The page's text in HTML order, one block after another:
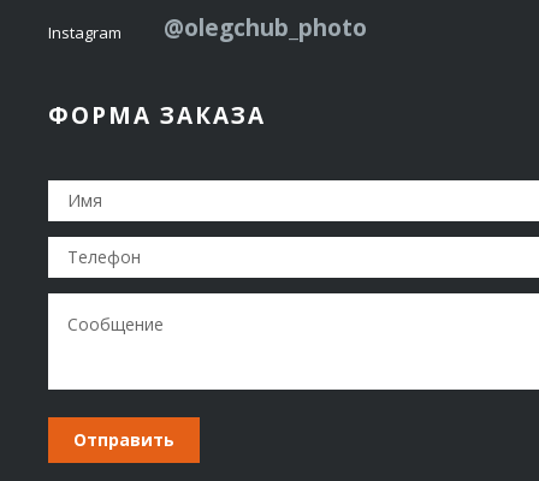
Instagram @olegchub_photo
ФОРМА ЗАКАЗА